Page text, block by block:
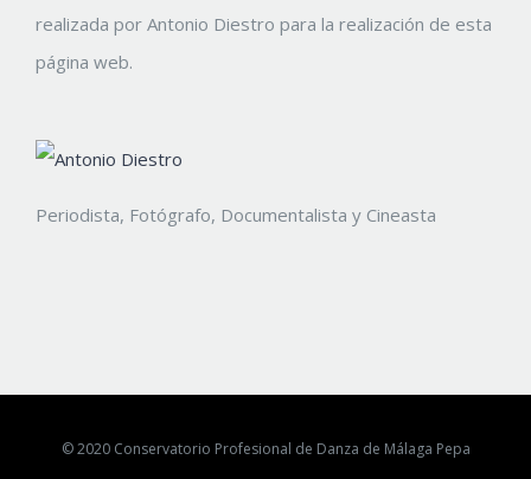
realizada por Antonio Diestro para la realización de esta
página web.
Periodista, Fotógrafo, Documentalista y Cineasta
© 2020 Conservatorio Profesional de Danza de Málaga Pepa